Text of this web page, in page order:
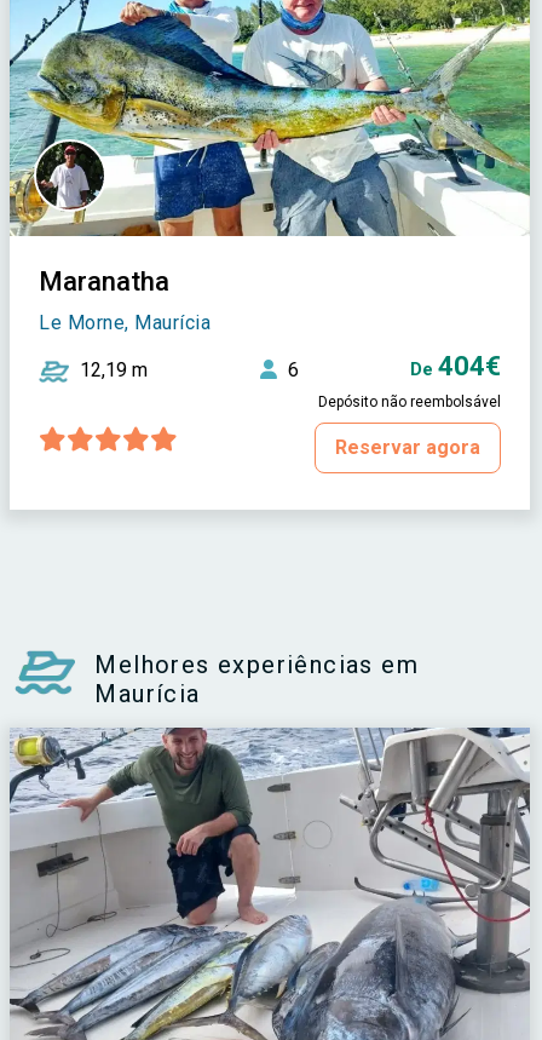
Maranatha
Le Morne, Maurícia
12,19 m 6 De 404€
Depósito não reembolsável
Reservar agora
Melhores experiências em
Maurícia